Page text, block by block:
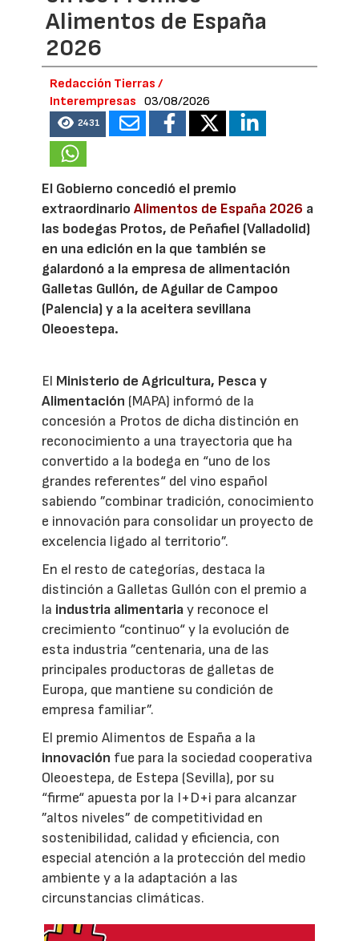
Alimentos de España
2026
Redacción Tierras /
Interempresas
03/08/2026
2431
El Gobierno concedió el premio
extraordinarioAlimentos de España 2026 a
las bodegas Protos, de Peñafiel (Valladolid)
en una edición en la que también se
galardonó a la empresa de alimentación
Galletas Gullón, de Aguilar de Campoo
(Palencia) y a la aceitera sevillana
Oleoestepa.
El Ministerio de Agricultura, Pesca y
Alimentación (MAPA) informó de la
concesión a Protos de dicha distinción en
reconocimiento a una trayectoria que ha
convertido a la bodega en “uno de los
grandes referentes“ del vino español
sabiendo ”combinar tradición, conocimiento
e innovación para consolidar un proyecto de
excelencia ligado al territorio”.
En el resto de categorías, destaca la
distinción a Galletas Gullón con el premio a
la industria alimentariay reconoce el
crecimiento “continuo“ y la evolución de
esta industria ”centenaria, una de las
principales productoras de galletas de
Europa, que mantiene su condición de
empresa familiar”.
El premio Alimentos de España a la
innovación fue para la sociedad cooperativa
Oleoestepa, de Estepa (Sevilla), por su
“firme“ apuesta por la I+D+i para alcanzar
”altos niveles” de competitividad en
sostenibilidad, calidad y eficiencia, con
especial atención a la protección del medio
ambiente y a la adaptación a las
circunstancias climáticas.